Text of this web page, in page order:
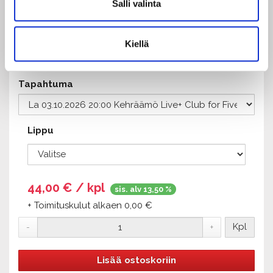
Salli valinta
Kiellä
sisäänpääsyä ennen kuin vasta mahdollisella
väliajalla.
Tarkistathan varauksesi ja lippusi huolella! Maksettuja
takaisin.
Tapahtuma
Lippu
44,00 € / kpl sis. alv 13,50 %
+ Toimituskulut alkaen 0,00 €
- + Kpl
Lisää ostoskoriin